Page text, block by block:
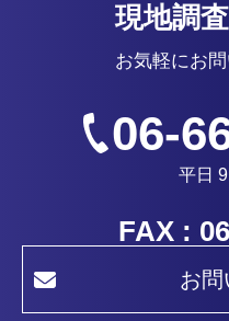
現地調
お気軽にお
06-
平日
FAX :
お